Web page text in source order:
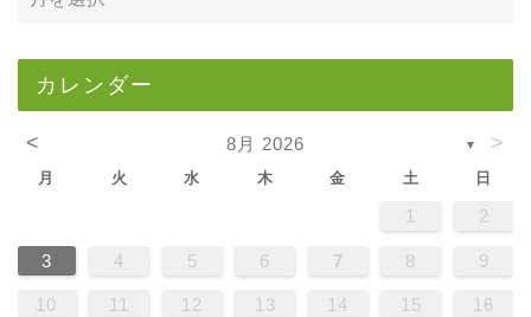
カレンダー
< 8月 2026 ▼ >
月 火 水 木 金 土 日
1 2
3 4 5 6 7 8 9
10 11 12 13 14 15 16